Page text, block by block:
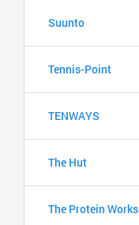
Suunto
Tennis-Point
TENWAYS
The Hut
The Protein Works